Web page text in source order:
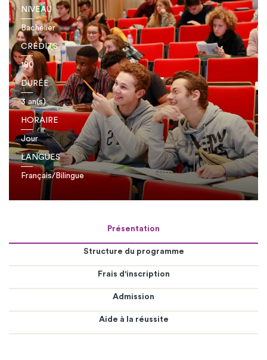
NIVEAU
Bachelier
CRÉDITS
180
DURÉE
3 an(s)
HORAIRE
Jour
LANGUES
Français/Bilingue
Présentation
Structure du programme
Frais d'inscription
Admission
Aide à la réussite